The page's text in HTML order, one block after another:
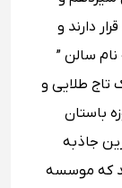
دارند و
موزه به نام سالن ”
تاج طلایی و
باستان
جاذبه
که موسسه